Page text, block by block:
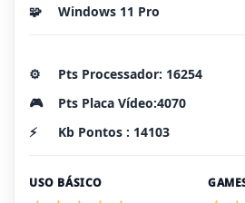
🧩
Windows 11 Pro
⚙️
Pts Processador: 16254
🎮
Pts Placa Vídeo:4070
⚡
Kb Pontos : 14103
USO BÁSICO